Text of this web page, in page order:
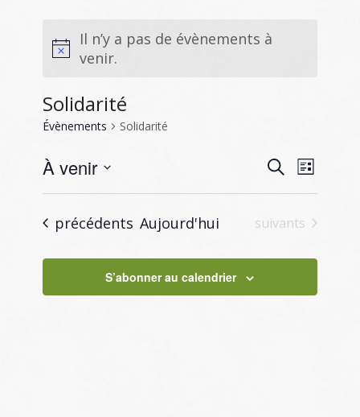
Il n’y a pas de évènements à
venir.
Solidarité
Évènements Solidarité
et
vues
Recherche
de
vues
Liste
À venir
Sélectionnez
une
date.
Évènements
précédents Aujourd'hui Évènements
suivants
S’abonner au calendrier